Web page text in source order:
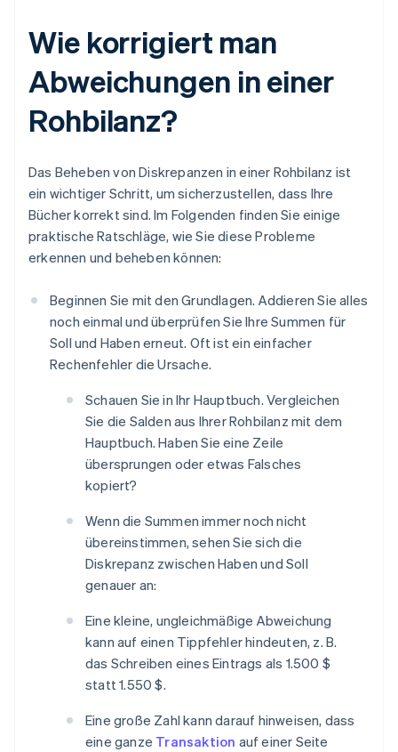
Wie korrigiert man
Abweichungen in einer
Rohbilanz?
Das Beheben von Diskrepanzen in einer Rohbilanz ist
ein wichtiger Schritt, um sicherzustellen, dass Ihre
Bücher korrekt sind. Im Folgenden finden Sie einige
praktische Ratschläge, wie Sie diese Probleme
erkennen und beheben können:
Beginnen Sie mit den Grundlagen. Addieren Sie alles
noch einmal und überprüfen Sie Ihre Summen für
Soll und Haben erneut. Oft ist ein einfacher
Rechenfehler die Ursache.
Schauen Sie in Ihr Hauptbuch. Vergleichen
Sie die Salden aus Ihrer Rohbilanz mit dem
Hauptbuch. Haben Sie eine Zeile
übersprungen oder etwas Falsches
kopiert?
Wenn die Summen immer noch nicht
übereinstimmen, sehen Sie sich die
Diskrepanz zwischen Haben und Soll
genauer an:
Eine kleine, ungleichmäßige Abweichung
kann auf einen Tippfehler hindeuten, z. B.
das Schreiben eines Eintrags als 1.500 $
statt 1.550 $.
Eine große Zahl kann darauf hinweisen, dass
eine ganze Transaktion auf einer Seite